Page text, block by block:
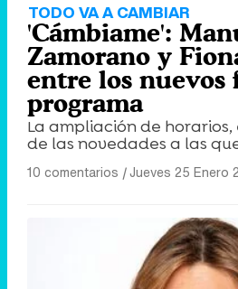
TODO VA A CAMBIAR
'Cámbiame':
Zamorano y
entre los nuevos
programa
La ampliación de horarios,
de las novedades a las
10 comentarios |Jueves 25 Enero